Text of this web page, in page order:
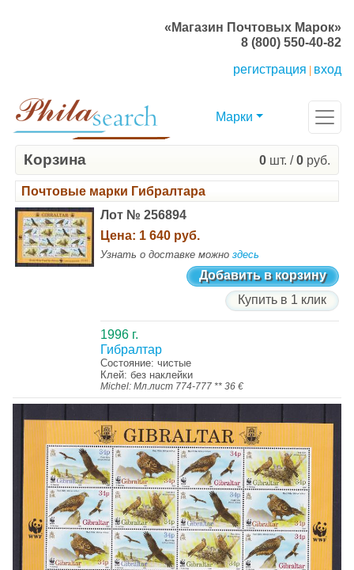
«Магазин Почтовых Марок»
8 (800) 550-40-82
регистрация
вход
Марки
Корзина 0 шт. /0 руб.
Почтовые марки Гибралтара
Лот № 256894
Цена: 1 640 руб.
Узнать о доставке можно здесь
Добавить в корзину
Купить в 1 клик
1996 г.
Гибралтар
Состояние: чистые
Клей: без наклейки
Michel: Мл.лист 774-777 ** 36 €